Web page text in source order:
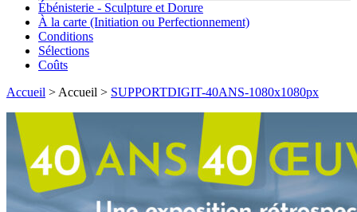
Ébénisterie - Sculpture et Dorure
À la carte (Initiation ou Perfectionnement)
Conditions
Sélections
Coûts
Accueil > Accueil > SUPPORTDIGIT-40ANS-1080x1080px